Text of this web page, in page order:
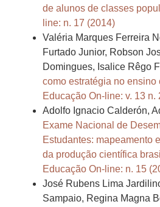
de alunos de classes
line: n. 17 (2014)
Valéria Marques Ferreira
Furtado Junior, Robson
Domingues, Isalice Rêgo
como estratégia no ensino
Educação On-line: v. 13 n.
Adolfo Ignacio Calderón,
Exame Nacional de
Estudantes: mapeamento
da produção científica
Educação On-line: n. 15
José Rubens Lima
Sampaio, Regina Magna